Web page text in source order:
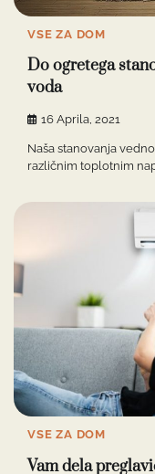
VSE ZA DOM
Do ogretega
voda
16 Aprila, 2021
Naša stanovanja
različnim toplotnim
VSE ZA DOM
Vam dela